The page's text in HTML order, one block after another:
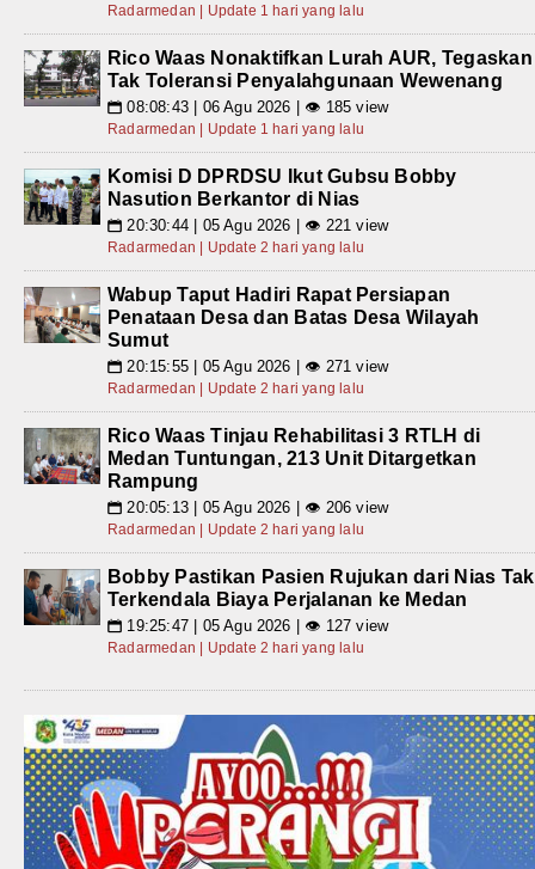
Radarmedan | Update 1 hari yang lalu
Rico Waas Nonaktifkan Lurah AUR, Tegaskan
Tak Toleransi Penyalahgunaan Wewenang
📅 08:08:43 | 06 Agu 2026 | 👁 185 view
Radarmedan | Update 1 hari yang lalu
Komisi D DPRDSU Ikut Gubsu Bobby
Nasution Berkantor di Nias
📅 20:30:44 | 05 Agu 2026 | 👁 221 view
Radarmedan | Update 2 hari yang lalu
Wabup Taput Hadiri Rapat Persiapan
Penataan Desa dan Batas Desa Wilayah
Sumut
📅 20:15:55 | 05 Agu 2026 | 👁 271 view
Radarmedan | Update 2 hari yang lalu
Rico Waas Tinjau Rehabilitasi 3 RTLH di
Medan Tuntungan, 213 Unit Ditargetkan
Rampung
📅 20:05:13 | 05 Agu 2026 | 👁 206 view
Radarmedan | Update 2 hari yang lalu
Bobby Pastikan Pasien Rujukan dari Nias Tak
Terkendala Biaya Perjalanan ke Medan
📅 19:25:47 | 05 Agu 2026 | 👁 127 view
Radarmedan | Update 2 hari yang lalu